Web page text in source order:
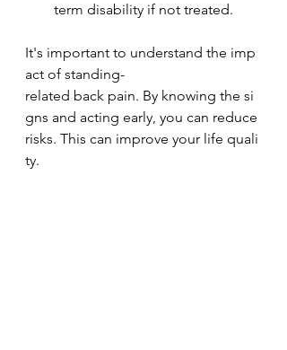
term disability if not treated.
It's important to understand the imp
act of standing-
related back pain. By knowing the si
gns and acting early, you can reduce
risks. This can improve your life quali
ty.